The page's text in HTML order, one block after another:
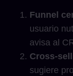
Funnel
usuario
avisa al
Cross-
sugiere